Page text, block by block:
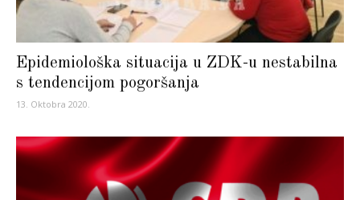
Epidemiološka situacija u ZDK-u nestabilna
s tendencijom pogoršanja
13. Oktobra 2020.